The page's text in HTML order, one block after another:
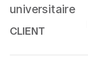
universitaire
CLIENT